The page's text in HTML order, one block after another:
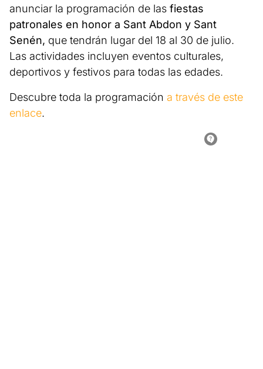
anunciar la programación de las fiestas
patronales en honor a Sant Abdon y Sant
Senén, que tendrán lugar del 18 al 30 de julio.
Las actividades incluyen eventos culturales,
deportivos y festivos para todas las edades.
Descubre toda la programación a través de este
enlace.